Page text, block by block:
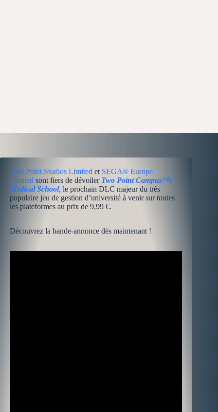
Two Point Studios Limited et SEGA® Europe
Limited sont fiers de dévoiler Two Point Campus™:
Medical School, le prochain DLC majeur du très
populaire jeu de gestion d’université à venir sur toutes
les plateformes au prix de 9,99 €.
Découvrez la bande-annonce dès maintenant !